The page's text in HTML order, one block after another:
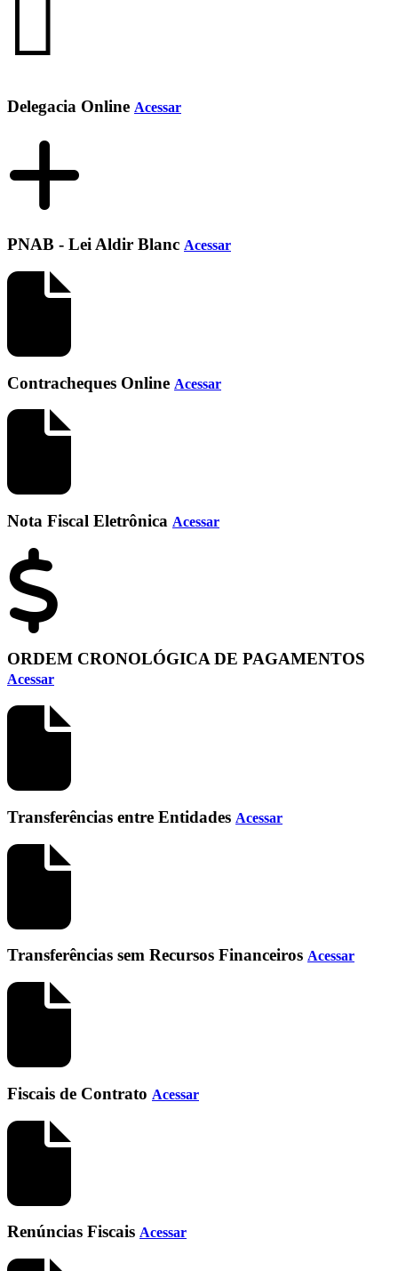
Delegacia Online Acessar
PNAB - Lei Aldir Blanc Acessar
Contracheques Online Acessar
Nota Fiscal Eletrônica Acessar
ORDEM CRONOLÓGICA DE PAGAMENTOS
Acessar
Transferências entre Entidades Acessar
Transferências sem Recursos Financeiros Acessar
Fiscais de Contrato Acessar
Renúncias Fiscais Acessar